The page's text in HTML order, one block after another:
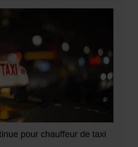
pour chauffeur de taxi